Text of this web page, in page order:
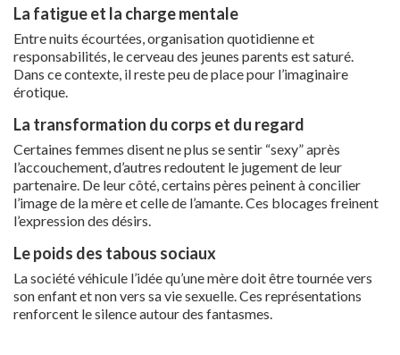
La fatigue et la charge mentale
Entre nuits écourtées, organisation quotidienne et
responsabilités, le cerveau des jeunes parents est saturé.
Dans ce contexte, il reste peu de place pour l’imaginaire
érotique.
La transformation du corps et du regard
Certaines femmes disent ne plus se sentir “sexy” après
l’accouchement, d’autres redoutent le jugement de leur
partenaire. De leur côté, certains pères peinent à concilier
l’image de la mère et celle de l’amante. Ces blocages freinent
l’expression des désirs.
Le poids des tabous sociaux
La société véhicule l’idée qu’une mère doit être tournée vers
son enfant et non vers sa vie sexuelle. Ces représentations
renforcent le silence autour des fantasmes.